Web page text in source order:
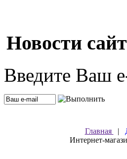
Новости
Введите Ваш
Главная |
Интернет-